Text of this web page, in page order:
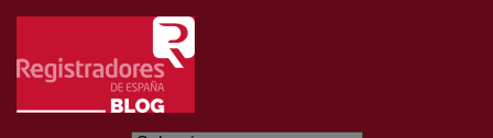
Skip to Main Content